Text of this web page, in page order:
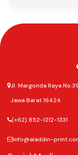
Jl. Margonda Raya
Jawa Barat 16424
(+62) 852-1212-1331
info@aladdin-